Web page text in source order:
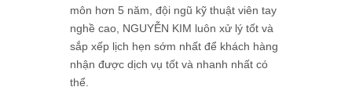
môn hơn 5 năm, đội ngũ kỹ thuật viên tay
nghề cao, NGUYỄN KIM luôn xử lý tốt và
sắp xếp lịch hẹn sớm nhất để khách hàng
nhận được dịch vụ tốt và nhanh nhất có
thể.